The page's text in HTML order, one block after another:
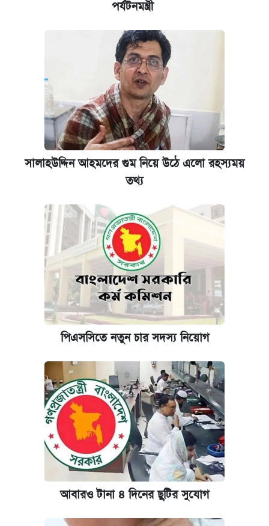
পর্যটনমন্ত্রী
সালাহউদ্দিন আহমদের গুম নিয়ে উঠে এলো রহস্যময়
তথ্য
পিএসসিতে নতুন চার সদস্য নিয়োগ
আবারও টানা ৪ দিনের ছুটির সুযোগ